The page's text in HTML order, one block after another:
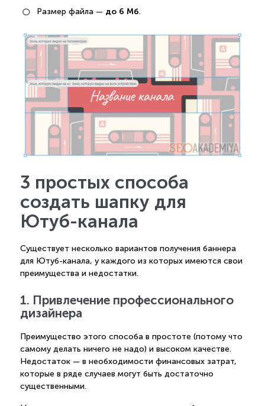
Размер файла — до 6 Мб.
3 простых способа
создать шапку для
Ютуб-канала
Существует несколько вариантов получения баннера
для Ютуб-канала, у каждого из которых имеются свои
преимущества и недостатки.
1. Привлечение профессионального
дизайнера
Преимущество этого способа в простоте (потому что
самому делать ничего не надо) и высоком качестве.
Недостаток — в необходимости финансовых затрат,
которые в ряде случаев могут быть достаточно
существенными.